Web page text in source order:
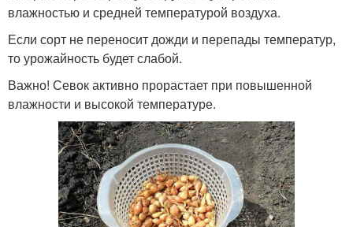
влажностью и средней температурой воздуха.
Если сорт не переносит дожди и перепады температур,
то урожайность будет слабой.
Важно! Севок активно прорастает при повышенной
влажности и высокой температуре.